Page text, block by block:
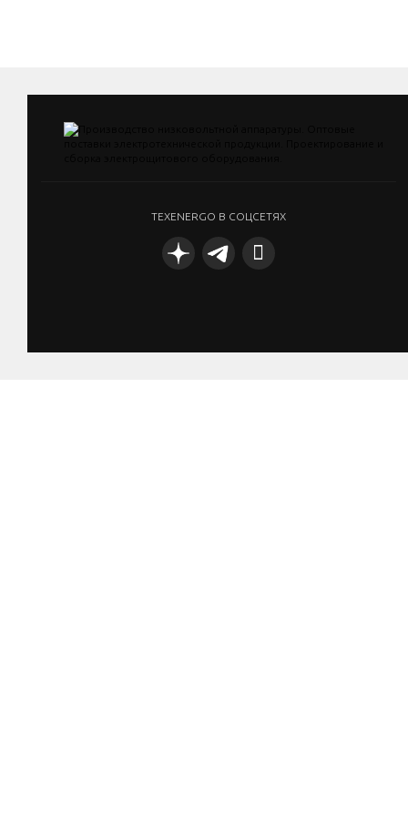
TEXENERGO В СОЦСЕТЯХ